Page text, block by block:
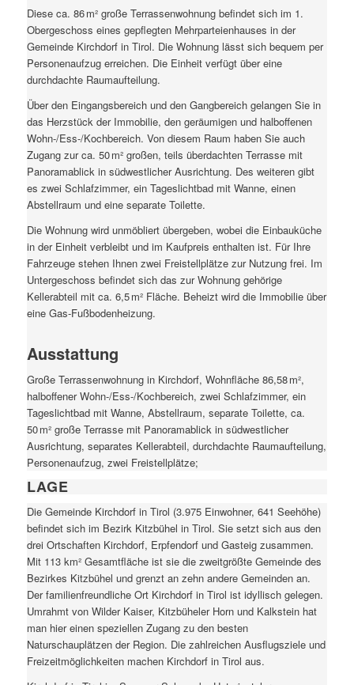
Diese ca. 86 m² große Terrassenwohnung befindet sich im 1.
Obergeschoss eines gepflegten Mehrparteienhauses in der
Gemeinde Kirchdorf in Tirol. Die Wohnung lässt sich bequem per
Personenaufzug erreichen. Die Einheit verfügt über eine
durchdachte Raumaufteilung.
Über den Eingangsbereich und den Gangbereich gelangen Sie in
das Herzstück der Immobilie, den geräumigen und halboffenen
Wohn-/Ess-/Kochbereich. Von diesem Raum haben Sie auch
Zugang zur ca. 50 m² großen, teils überdachten Terrasse mit
Panoramablick in südwestlicher Ausrichtung. Des weiteren gibt
es zwei Schlafzimmer, ein Tageslichtbad mit Wanne, einen
Abstellraum und eine separate Toilette.
Die Wohnung wird unmöbliert übergeben, wobei die Einbauküche
in der Einheit verbleibt und im Kaufpreis enthalten ist. Für Ihre
Fahrzeuge stehen Ihnen zwei Freistellplätze zur Nutzung frei. Im
Untergeschoss befindet sich das zur Wohnung gehörige
Kellerabteil mit ca. 6,5 m² Fläche. Beheizt wird die Immobilie über
eine Gas-Fußbodenheizung.
Ausstattung
Große Terrassenwohnung in Kirchdorf, Wohnfläche 86,58 m²,
halboffener Wohn-/Ess-/Kochbereich, zwei Schlafzimmer, ein
Tageslichtbad mit Wanne, Abstellraum, separate Toilette, ca.
50 m² große Terrasse mit Panoramablick in südwestlicher
Ausrichtung, separates Kellerabteil, durchdachte Raumaufteilung,
Personenaufzug, zwei Freistellplätze;
LAGE
Die Gemeinde Kirchdorf in Tirol (3.975 Einwohner, 641 Seehöhe)
befindet sich im Bezirk Kitzbühel in Tirol. Sie setzt sich aus den
drei Ortschaften Kirchdorf, Erpfendorf und Gasteig zusammen.
Mit 113 km² Gesamtfläche ist sie die zweitgrößte Gemeinde des
Bezirkes Kitzbühel und grenzt an zehn andere Gemeinden an.
Der familienfreundliche Ort Kirchdorf in Tirol ist idyllisch gelegen.
Umrahmt von Wilder Kaiser, Kitzbüheler Horn und Kalkstein hat
man hier einen speziellen Zugang zu den besten
Naturschauplätzen der Region. Die zahlreichen Ausflugsziele und
Freizeitmöglichkeiten machen Kirchdorf in Tirol aus.